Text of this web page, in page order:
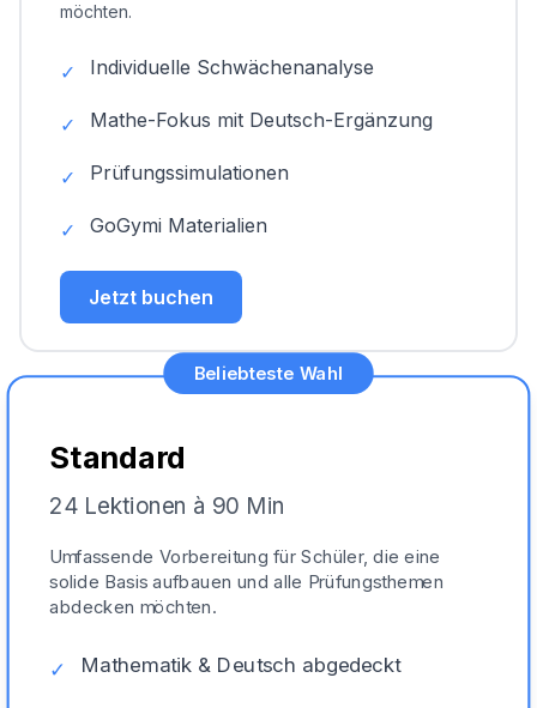
möchten.
✓ Individuelle Schwächenanalyse
✓ Mathe-Fokus mit Deutsch-Ergänzung
✓ Prüfungssimulationen
✓ GoGymi Materialien
Jetzt buchen
Beliebteste Wahl
Standard
24 Lektionen à 90 Min
Umfassende Vorbereitung für Schüler, die eine
solide Basis aufbauen und alle Prüfungsthemen
abdecken möchten.
✓ Mathematik & Deutsch abgedeckt